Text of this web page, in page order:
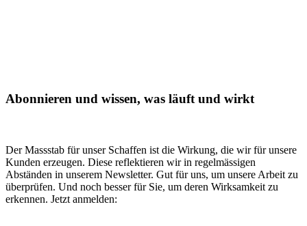
Abonnieren und wissen, was läuft und wirkt
Der Massstab für unser Schaffen ist die Wirkung, die wir für unsere
Kunden erzeugen. Diese reflektieren wir in regelmässigen
Abständen in unserem Newsletter. Gut für uns, um unsere Arbeit zu
überprüfen. Und noch besser für Sie, um deren Wirksamkeit zu
erkennen. Jetzt anmelden: